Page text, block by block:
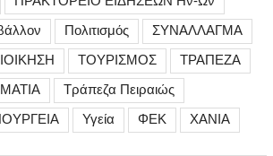
Πολιτισμός
ΣΥΝΑΛΛΑΓΜΑ
ΤΟΥΡΙΣΜΟΣ
ΤΡΑΠΕΖΑ
Τράπεζα Πειραιώς
Υγεία ΦΕΚ ΧΑΝΙΑ